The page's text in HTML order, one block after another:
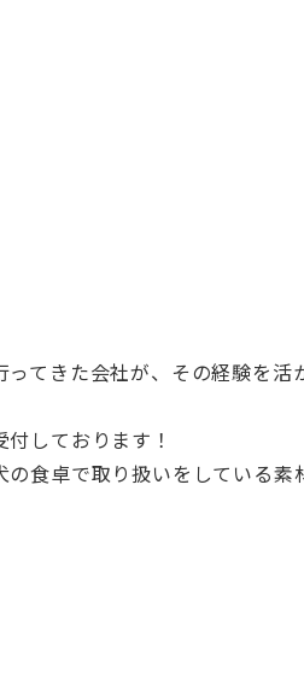
てきた会社が、その経験を
しております！
食卓で取り扱いをしている